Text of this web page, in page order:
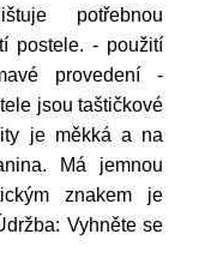
potřebnou
postele. - použití
provedení -
jsou taštičkové
je měkká a na
Má jemnou
znakem je
Vyhněte se